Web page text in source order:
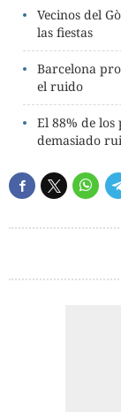
Vecinos del
las fiestas
Barcelona
el ruido
El 88% de los
demasiado